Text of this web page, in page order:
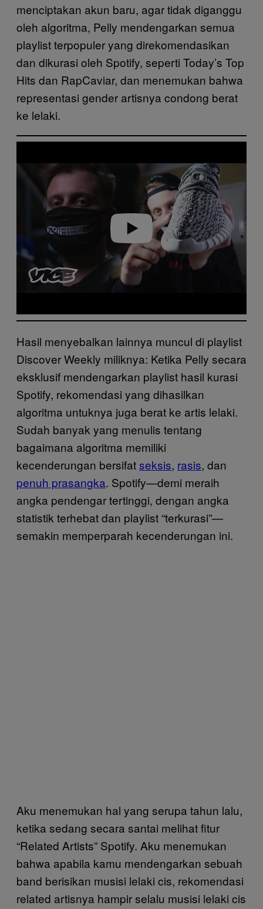
menciptakan akun baru, agar tidak diganggu
oleh algoritma, Pelly mendengarkan semua
playlist terpopuler yang direkomendasikan
dan dikurasi oleh Spotify, seperti Today’s Top
Hits dan RapCaviar, dan menemukan bahwa
representasi gender artisnya condong berat
ke lelaki.
a
Hasil menyebalkan lainnya muncul di playlist
Discover Weekly miliknya: Ketika Pelly secara
eksklusif mendengarkan playlist hasil kurasi
Spotify, rekomendasi yang dihasilkan
algoritma untuknya juga berat ke artis lelaki.
Sudah banyak yang menulis tentang
bagaimana algoritma memiliki
kecenderungan bersifatseksis, rasis, dan
penuh prasangka. Spotify—demi meraih
angka pendengar tertinggi, dengan angka
statistik terhebat dan playlist “terkurasi”—
semakin memperparah kecenderungan ini.
Aku menemukan hal yang serupa tahun lalu,
ketika sedang secara santai melihat fitur
“Related Artists” Spotify. Aku menemukan
bahwa apabila kamu mendengarkan sebuah
band berisikan musisi lelaki cis, rekomendasi
related artisnya hampir selalu musisi lelaki cis